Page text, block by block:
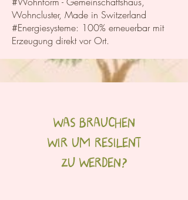
Wohncluster, Made in Switzerland
#Energiesysteme: 100% erneuerbar mit
Erzeugung direkt vor Ort.
WAS BRAUCHEN
WIR UM RESILENT
ZU WERDEN?